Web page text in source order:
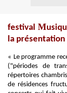
festival M
la présentation
« Le programme
("périodes de
répertoires
de résidences